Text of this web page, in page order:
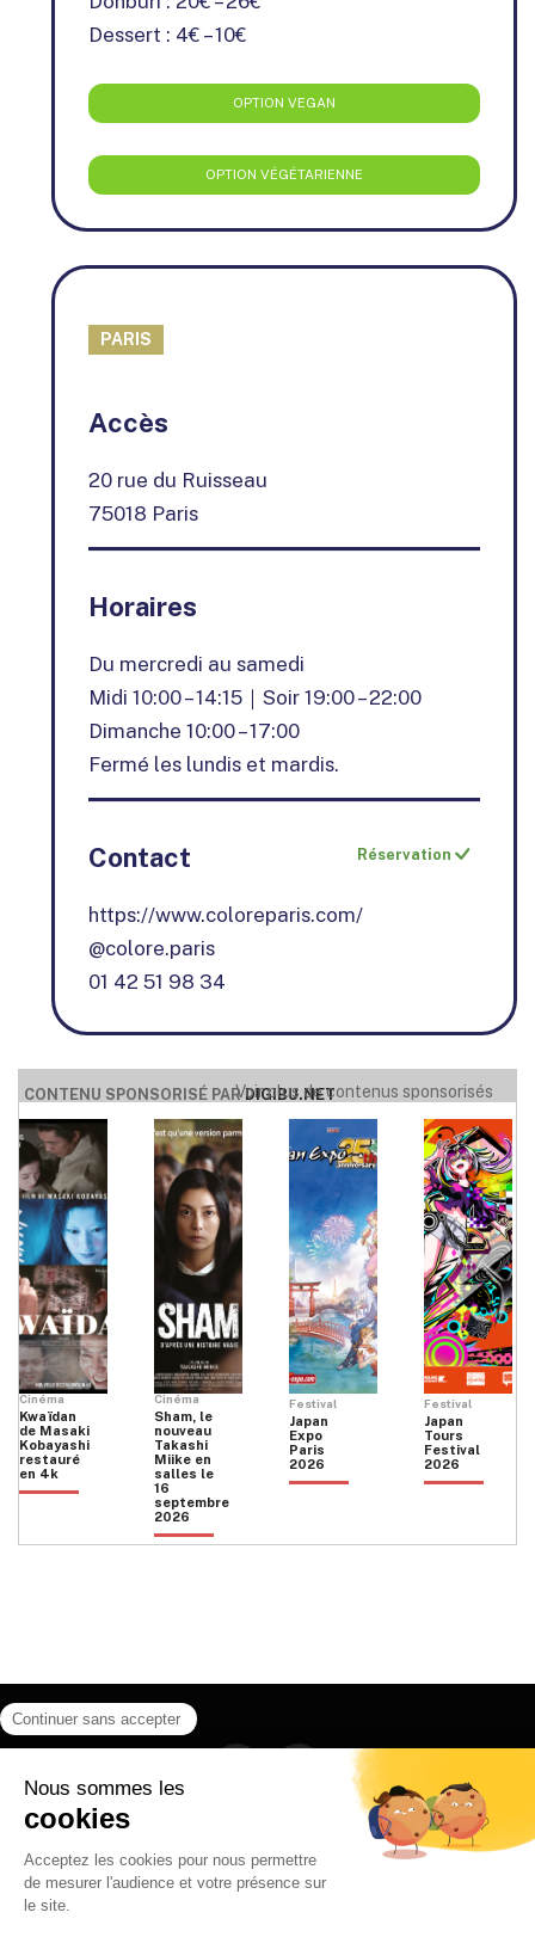
Dessert : 4€ – 10€
OPTION VEGAN
OPTION VÉGÉTARIENNE
PARIS
−
Accès
20 rue du Ruisseau
75018 Paris
Horaires
Du mercredi au samedi
Midi 10:00 – 14:15｜Soir 19:00 – 22:00
Dimanche 10:00 – 17:00
Fermé les lundis et mardis.
Contact Réservation
https://www.coloreparis.com/
@colore.paris
01 42 51 98 34
CONTENU SPONSORISÉ PARDIGIBU.NET
Voir plus de contenus sponsorisés
Cinéma
Kwaïdan
de Masaki
Kobayashi
restauré
en 4k
Cinéma
Sham, le
nouveau
Takashi
Miike en
salles le
16
septembre
2026
Festival
Japan
Expo
Paris
2026
Festival
Japan
Tours
Festival
2026
Instagram
CONTACT
POLITIQUE DE CONFIDENTIALITÉ